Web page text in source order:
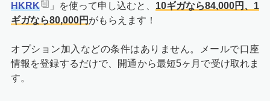
HKRK
」を使って申し込むと、 10ギガなら84,000円、1
ギガなら80,000円 がもらえます！
オプション加入などの条件はありません。メールで口座
情報を登録するだけで、開通から最短5ヶ月で受け取れま
す。